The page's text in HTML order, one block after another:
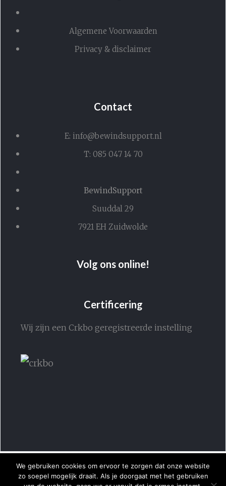
Algemene Voorwaarden
Privacy & disclaimer
Contact
E: info@bewindsupport.nl
T: 085 047 14 70
BewindSupport
Suuddal 29
7921 EH Zuidwolde
Volg ons online!
Certificering
Wij zijn een Crkbo geregistreerde instelling
We gebruiken cookies om ervoor te zorgen dat onze website
zo soepel mogelijk draait. Als je doorgaat met het gebruiken